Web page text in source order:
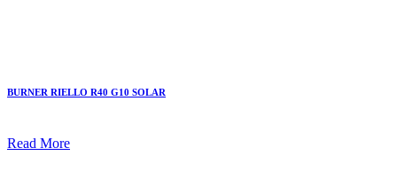
BURNER RIELLO R40 G10 SOLAR
Read More